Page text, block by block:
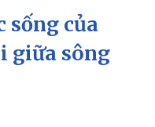
hội
24h
báo thời tiết
sống của
giữa sông